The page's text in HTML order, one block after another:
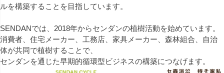
ルを構築することを目指しています。
SENDANでは、2018年からセンダンの植樹活動を始めています。
消費者、住宅メーカー、工務店、家具メーカー、森林組合、自治
体が共同で植樹することで、
センダンを通じた早期的循環型ビジネスの構築につなげます。